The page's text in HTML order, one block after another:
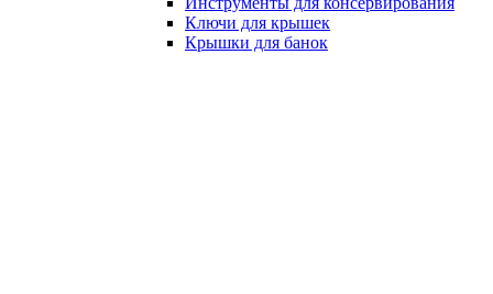
Ключи для крышек
Крышки для банок